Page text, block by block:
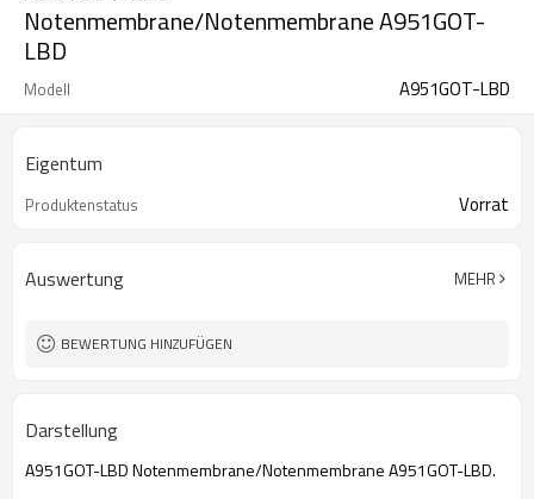
Notenmembrane/Notenmembrane A951GOT-
LBD
Modell A951GOT-LBD
Eigentum
Produktenstatus Vorrat
Auswertung MEHR
BEWERTUNG HINZUFÜGEN
Darstellung
A951GOT-LBD Notenmembrane/Notenmembrane A951GOT-LBD.